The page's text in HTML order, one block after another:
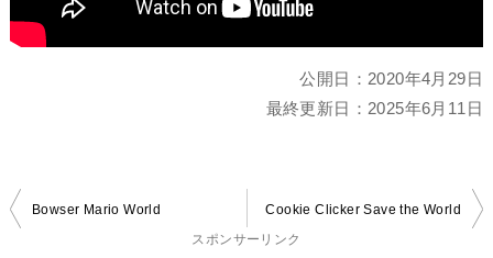
公開日： 2020年4月29日
最終更新日： 2025年6月11日
投
Bowser Mario World
Cookie Clicker Save the World
スポンサーリンク